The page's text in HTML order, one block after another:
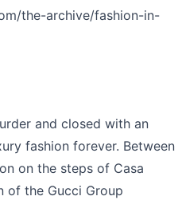
the-archive/fashion-in-
and closed with an
fashion forever. Between
on the steps of Casa
of the Gucci Group